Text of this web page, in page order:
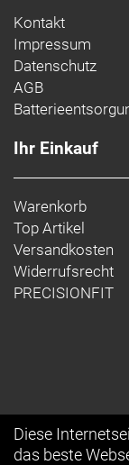
Kontakt
Impressum
Datenschutz
AGB
Ihr Einkauf
Warenkorb
Top Artikel
Versandkosten
Widerrufsrecht
PRECISIONFIT
Diese
das beste